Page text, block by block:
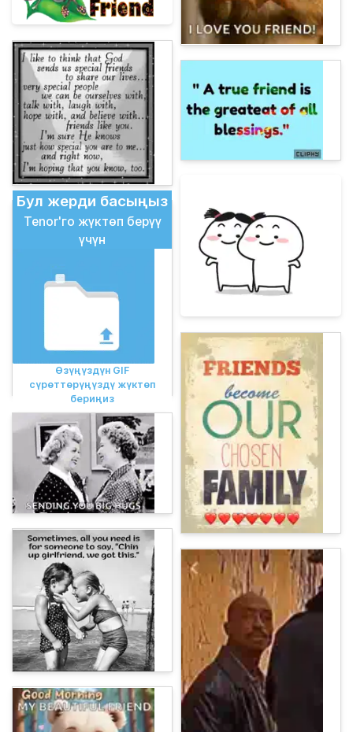
Бул жерди басыңыз
Tenor'го жүктөп берүү
үчүн
Өзүңүздүн GIF
сүрөттөрүңүздү жүктөп
бериңиз